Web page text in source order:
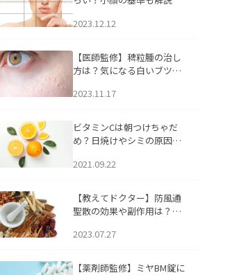
2023.12.12
【医師監修】稗粒腫の治し
方は？気になる白いブツブ
アについて
2023.11.17
ビタミンCは朝つけちゃだ
め？日焼けやシミの原因に
2021.09.22
【教えてドクター】防風通
聖散の効果や副作用は？長
2023.07.27
【薬剤師監修】ミヤBM錠に